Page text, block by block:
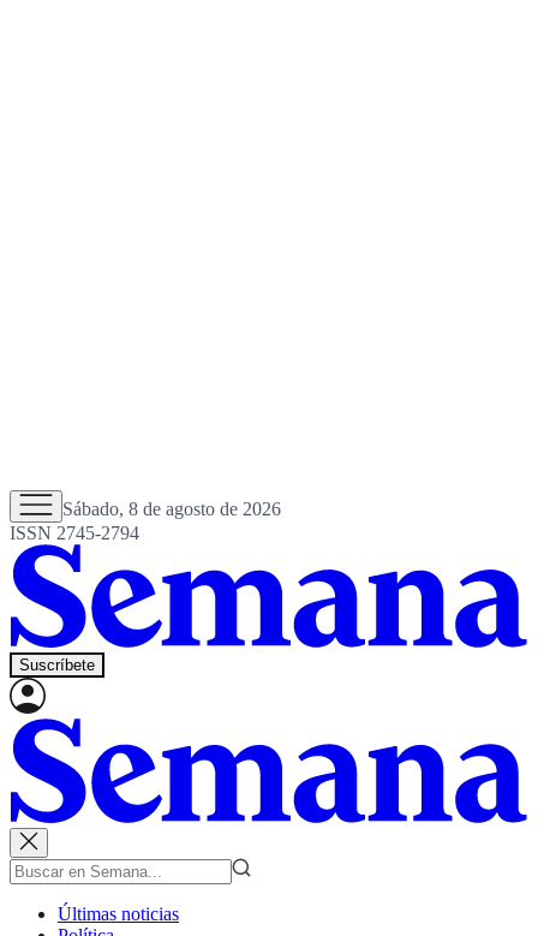
Sábado, 8 de agosto de 2026
ISSN 2745-2794
Suscríbete
Últimas noticias